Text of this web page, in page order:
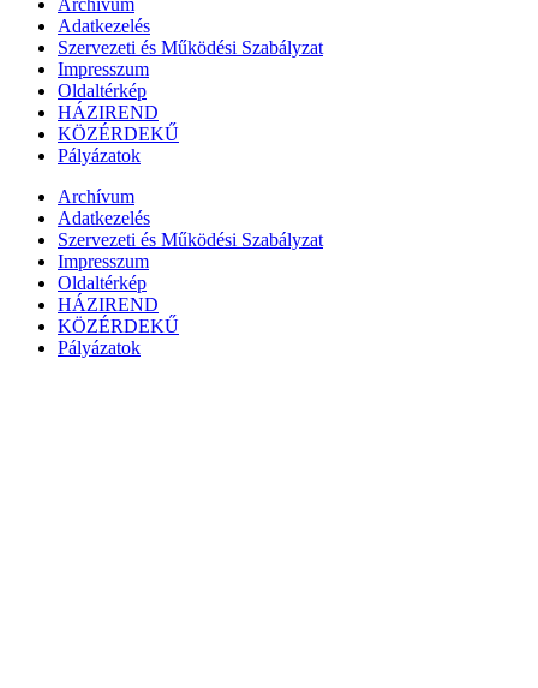
Adatkezelés
Szervezeti és Működési Szabályzat
Impresszum
Oldaltérkép
HÁZIREND
KÖZÉRDEKŰ
Pályázatok
Archívum
Adatkezelés
Szervezeti és Működési Szabályzat
Impresszum
Oldaltérkép
HÁZIREND
KÖZÉRDEKŰ
Pályázatok